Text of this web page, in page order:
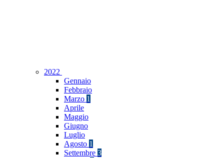
2022
Gennaio
Febbraio
Marzo 1
Aprile
Maggio
Giugno
Luglio
Agosto 1
Settembre 3